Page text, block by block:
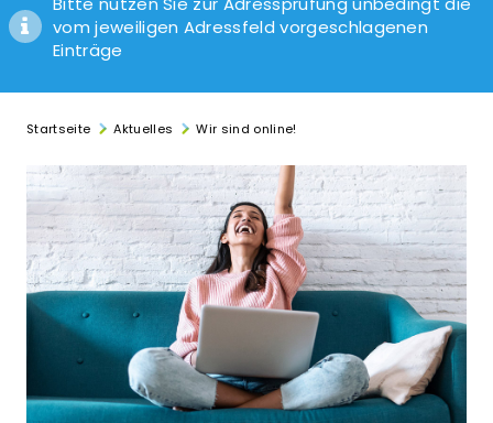
vom jeweiligen Adressfeld vorgeschlagenen
Einträge
Startseite Aktuelles Wir sind online!